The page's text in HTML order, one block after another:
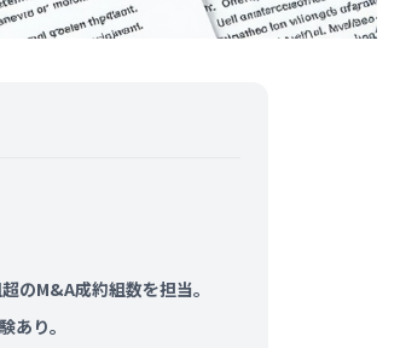
のM&A成約組数を担当。
あり。